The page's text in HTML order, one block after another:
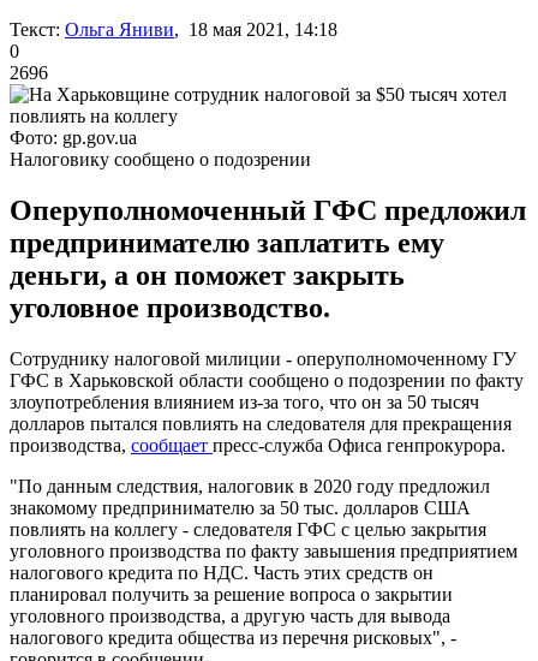
Текст: Ольга Яниви, 18 мая 2021, 14:18
0
2696
Фото: gp.gov.ua
Налоговику сообщено о подозрении
Оперуполномоченный ГФС предложил
предпринимателю заплатить ему
деньги, а он поможет закрыть
уголовное производство.
Сотруднику налоговой милиции - оперуполномоченному ГУ
ГФС в Харьковской области сообщено о подозрении по факту
злоупотребления влиянием из-за того, что он за 50 тысяч
долларов пытался повлиять на следователя для прекращения
производства, сообщает пресс-служба Офиса генпрокурора.
"По данным следствия, налоговик в 2020 году предложил
знакомому предпринимателю за 50 тыс. долларов США
повлиять на коллегу - следователя ГФС с целью закрытия
уголовного производства по факту завышения предприятием
налогового кредита по НДС. Часть этих средств он
планировал получить за решение вопроса о закрытии
уголовного производства, а другую часть для вывода
налогового кредита общества из перечня рисковых", -